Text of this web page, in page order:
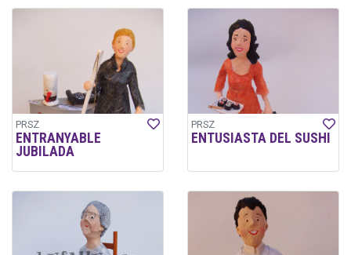
PRSZ
ENTRANYABLE
JUBILADA
PRSZ
ENTUSIASTA DEL SUSHI